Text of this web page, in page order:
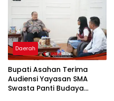
Daerah
Bupati Asahan Terima
Audiensi Yayasan SMA
Swasta Panti Budaya